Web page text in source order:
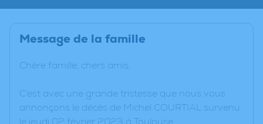
Message de la famille
Chère famille, chers amis,
C’est avec une grande tristesse que nous vous
annonçons le décès de Michel COURTIAL survenu